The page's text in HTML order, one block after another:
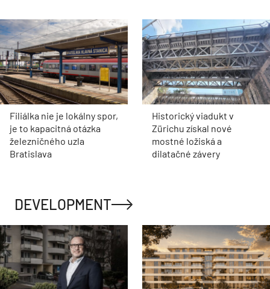
Filiálka nie je lokálny spor,
je to kapacitná otázka
železničného uzla
Bratislava
Historický viadukt v
Zürichu získal nové
mostné ložiská a
dilatačné závery
DEVELOPMENT